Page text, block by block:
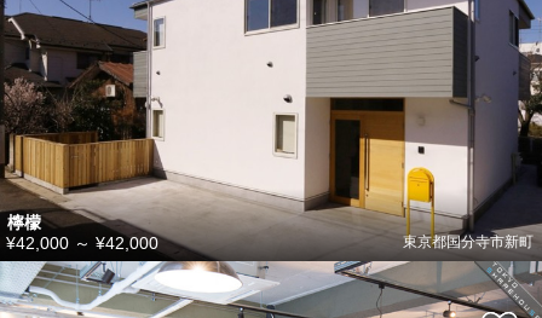
檸檬
東京都国分寺市新町
¥42,000 ～ ¥42,000